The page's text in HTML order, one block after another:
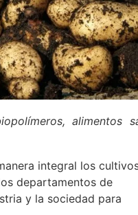
alimentos
integral los
departamentos de
y la sociedad para